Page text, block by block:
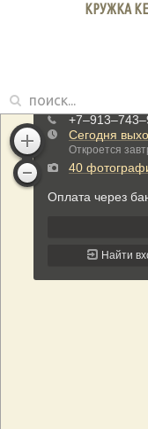
КРУЖКА